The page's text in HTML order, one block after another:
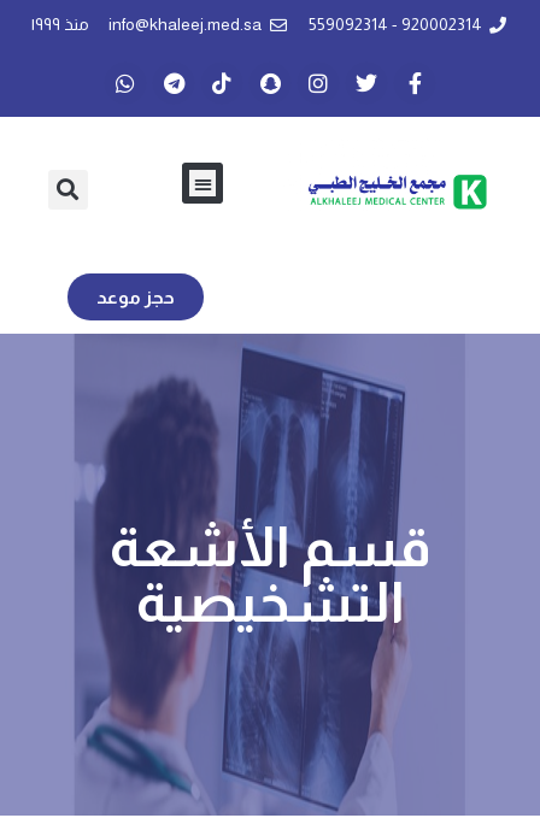
920002314 - 559092314
info@khaleej.med.sa منذ ١٩٩٩
حجز موعد
قسم الأشعة
التشخيصية